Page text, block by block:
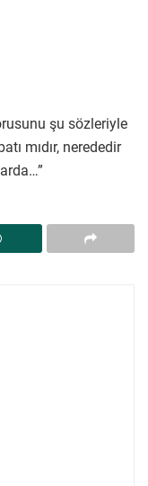
şu sözleriyle
mıdır, nerededir